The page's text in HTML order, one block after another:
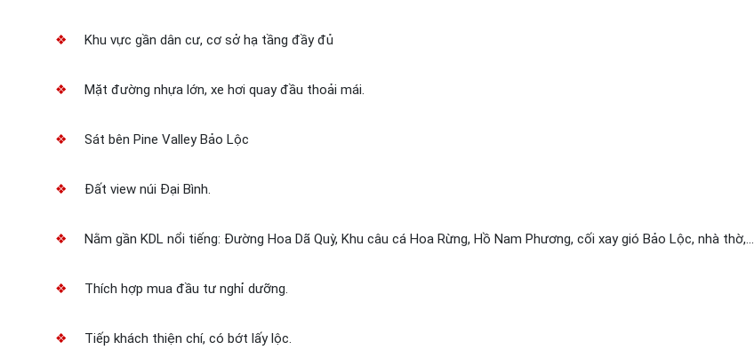
❖ Khu vực gần dân cư, cơ sở hạ tầng đầy đủ
❖ Mặt đường nhựa lớn, xe hơi quay đầu thoải mái.
❖ Sát bên Pine Valley Bảo Lộc
❖ Đất view núi Đại Bình.
❖ Nằm gần KDL nổi tiếng: Đường Hoa Dã Quỳ, Khu câu cá Hoa Rừng, Hồ Nam Phương, cối xay gió Bảo Lộc, nhà thờ,...
❖ Thích hợp mua đầu tư nghỉ dưỡng.
❖ Tiếp khách thiện chí, có bớt lấy lộc.